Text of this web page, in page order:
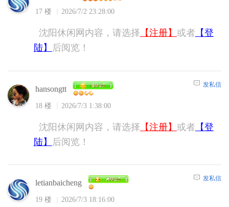
17 楼 2026/7/2 23:28:00
沈阳休闲网内容，请选择 【注册】 或者 【登
陆】
后阅览！
hansongtt
18 楼 2026/7/3 1:38:00
发私信
沈阳休闲网内容，请选择 【注册】 或者 【登
陆】
后阅览！
letianbaicheng
19 楼 2026/7/3 18:16:00
发私信